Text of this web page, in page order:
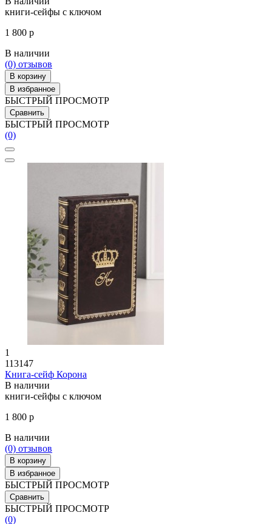
книги-сейфы с ключом
1 800 р
В наличии
(0) отзывов
В корзину
В избранное
БЫСТРЫЙ ПРОСМОТР
Сравнить
БЫСТРЫЙ ПРОСМОТР
(0)
1
113147
Книга-сейф Корона
В наличии
книги-сейфы с ключом
1 800 р
В наличии
(0) отзывов
В корзину
В избранное
БЫСТРЫЙ ПРОСМОТР
Сравнить
БЫСТРЫЙ ПРОСМОТР
(0)